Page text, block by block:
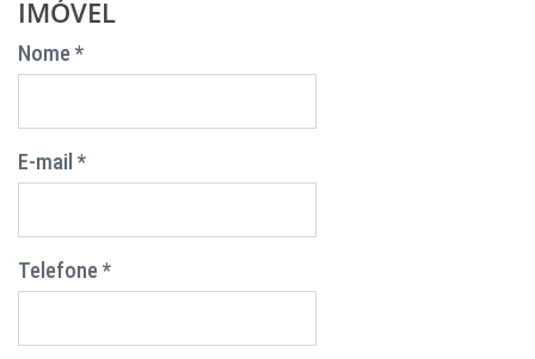
IMÓVEL
Nome *
E-mail *
Telefone *